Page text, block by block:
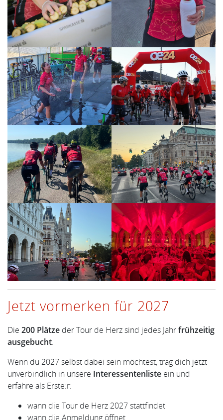
Jetzt vormerken für 2027
Die 200 Plätze der Tour de Herz sind jedes Jahrfrühzeitig
ausgebucht.
Wenn du 2027 selbst dabei sein möchtest, trag dich jetzt
unverbindlich in unsere Interessentenliste ein und
erfahre als Erste:r:
wann die Tour de Herz 2027 stattfindet
wann die Anmeldung öffnet